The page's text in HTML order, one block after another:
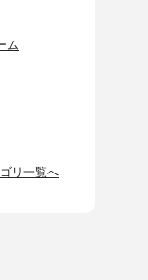
ム
リ一覧へ